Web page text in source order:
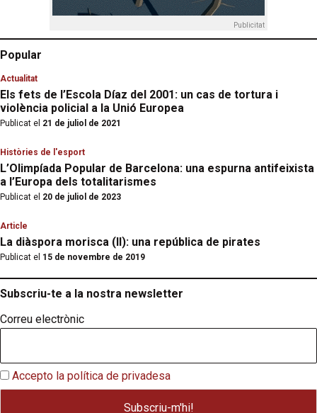
Publicitat
Popular
Actualitat
Els fets de l’Escola Díaz del 2001: un cas de tortura i
violència policial a la Unió Europea
Publicat el 21 de juliol de 2021
Històries de l'esport
L’Olimpíada Popular de Barcelona: una espurna antifeixista
a l’Europa dels totalitarismes
Publicat el 20 de juliol de 2023
Article
La diàspora morisca (II): una república de pirates
Publicat el 15 de novembre de 2019
Subscriu-te a la nostra newsletter
Correu electrònic
Accepto la política de privadesa